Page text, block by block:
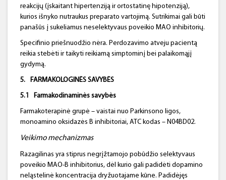
reakcijų (įskaitant hipertenziją ir ortostatinę hipotenziją),
kurios išnyko nutraukus preparato vartojimą. Sutrikimai gali būti
panašūs į sukeliamus neselektyvaus poveikio MAO inhibitorių.
Specifinio priešnuodžio nėra. Perdozavimo atveju pacientą
reikia stebėti ir taikyti reikiamą simptominį bei palaikomąjį
gydymą.
5. FARMAKOLOGINĖS SAVYBĖS
5.1 Farmakodinaminės savybės
Farmakoterapinė grupė – vaistai nuo Parkinsono ligos,
monoamino oksidazės B inhibitoriai, ATC kodas – N04BD02.
Veikimo mechanizmas
Razagilinas yra stiprus negrįžtamojo pobūdžio selektyvaus
poveikio MAO-B inhibitorius, dėl kurio gali padidėti dopamino
neląstelinė koncentracija dryžuotajame kūne. Padidėjęs